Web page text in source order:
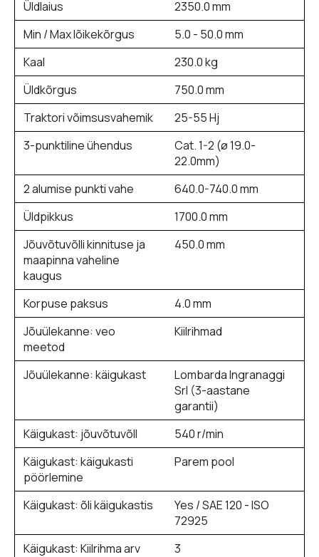
Üldlaius
2350.0 mm
Min / Max lõikekõrgus
5.0 - 50.0 mm
Kaal
230.0 kg
Üldkõrgus
750.0 mm
Traktori võimsusvahemik
25-55 Hj
3-punktiline ühendus
Cat. 1-2 (ø 19.0-
22.0mm)
2 alumise punkti vahe
640.0-740.0 mm
Üldpikkus
1700.0 mm
Jõuvõtuvõlli kinnituse ja
maapinna vaheline
kaugus
450.0 mm
Korpuse paksus
4.0 mm
Jõuülekanne: veo
meetod
Kiilrihmad
Jõuülekanne: käigukast
Lombarda Ingranaggi
Srl (3-aastane
garantii)
Käigukast: jõuvõtuvõll
540 r/min
Käigukast: käigukasti
pöörlemine
Parem pool
Käigukast: õli käigukastis
Yes / SAE 120 - ISO
72925
Käigukast: Kiilrihma arv
3